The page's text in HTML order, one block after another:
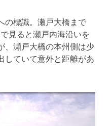
の標識。瀬戸大橋まで
見ると瀬戸内海沿いを
、瀬戸大橋の本州側は少
していて意外と距離があ